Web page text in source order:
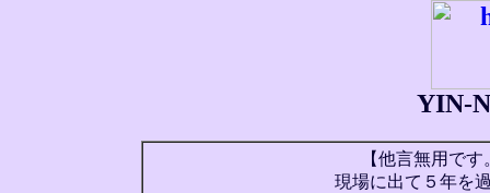
【他言無用で
現場に出て５年を